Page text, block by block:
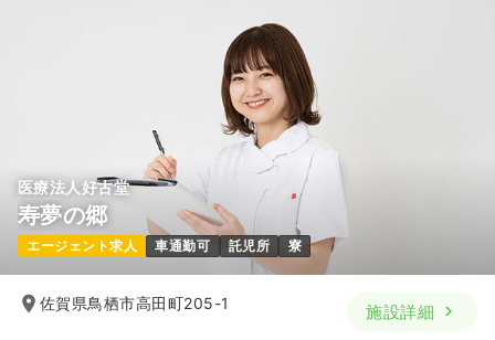
詳細を見る
医療法人好古堂
寿夢の郷
エージェント求人 車通勤可 託児所 寮
佐賀県鳥栖市高田町205-1 施設詳細